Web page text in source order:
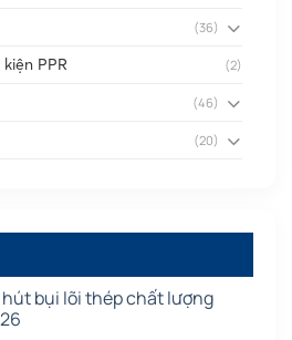
(36)
PPR (2)
(46)
(20)
hút bụi lõi thép chất lượng